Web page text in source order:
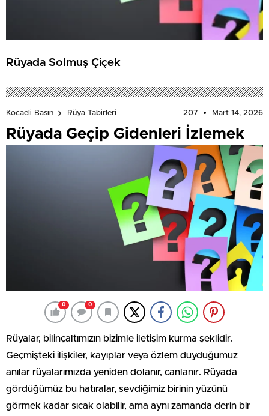
Rüyada Solmuş Çiçek
Kocaeli Basın Rüya Tabirleri 207 Mart 14, 2026
Rüyada Geçip Gidenleri İzlemek
0 0
Rüyalar, bilinçaltımızın bizimle iletişim kurma şeklidir.
Geçmişteki ilişkiler, kayıplar veya özlem duyduğumuz
anılar rüyalarımızda yeniden dolanır, canlanır. Rüyada
gördüğümüz bu hatıralar, sevdiğimiz birinin yüzünü
görmek kadar sıcak olabilir, ama aynı zamanda derin bir